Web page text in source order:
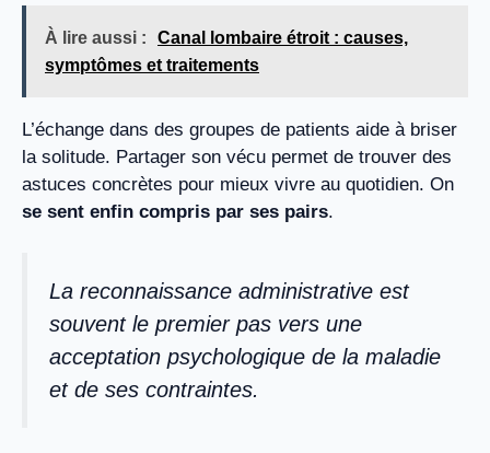
À lire aussi :
Canal lombaire étroit : causes,
symptômes et traitements
L’échange dans des groupes de patients aide à briser
la solitude. Partager son vécu permet de trouver des
astuces concrètes pour mieux vivre au quotidien. On
se sent enfin compris par ses pairs.
La reconnaissance administrative est
souvent le premier pas vers une
acceptation psychologique de la maladie
et de ses contraintes.